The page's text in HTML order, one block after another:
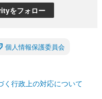
をフォロー
個人情報保護委員会
く行政上の対応について